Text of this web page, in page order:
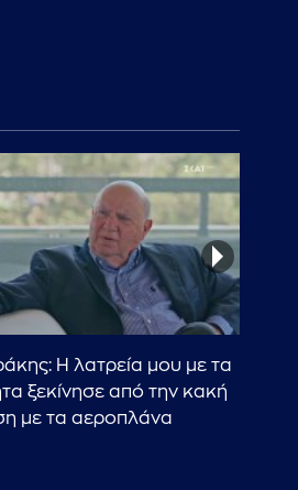
Η λατρεία μου με τα
ξεκίνησε από την κακή
με τα αεροπλάνα